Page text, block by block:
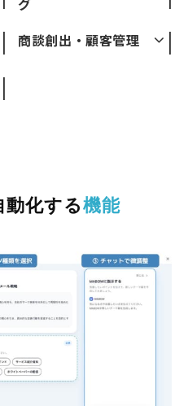
商談創出・顧客管理
化する機能